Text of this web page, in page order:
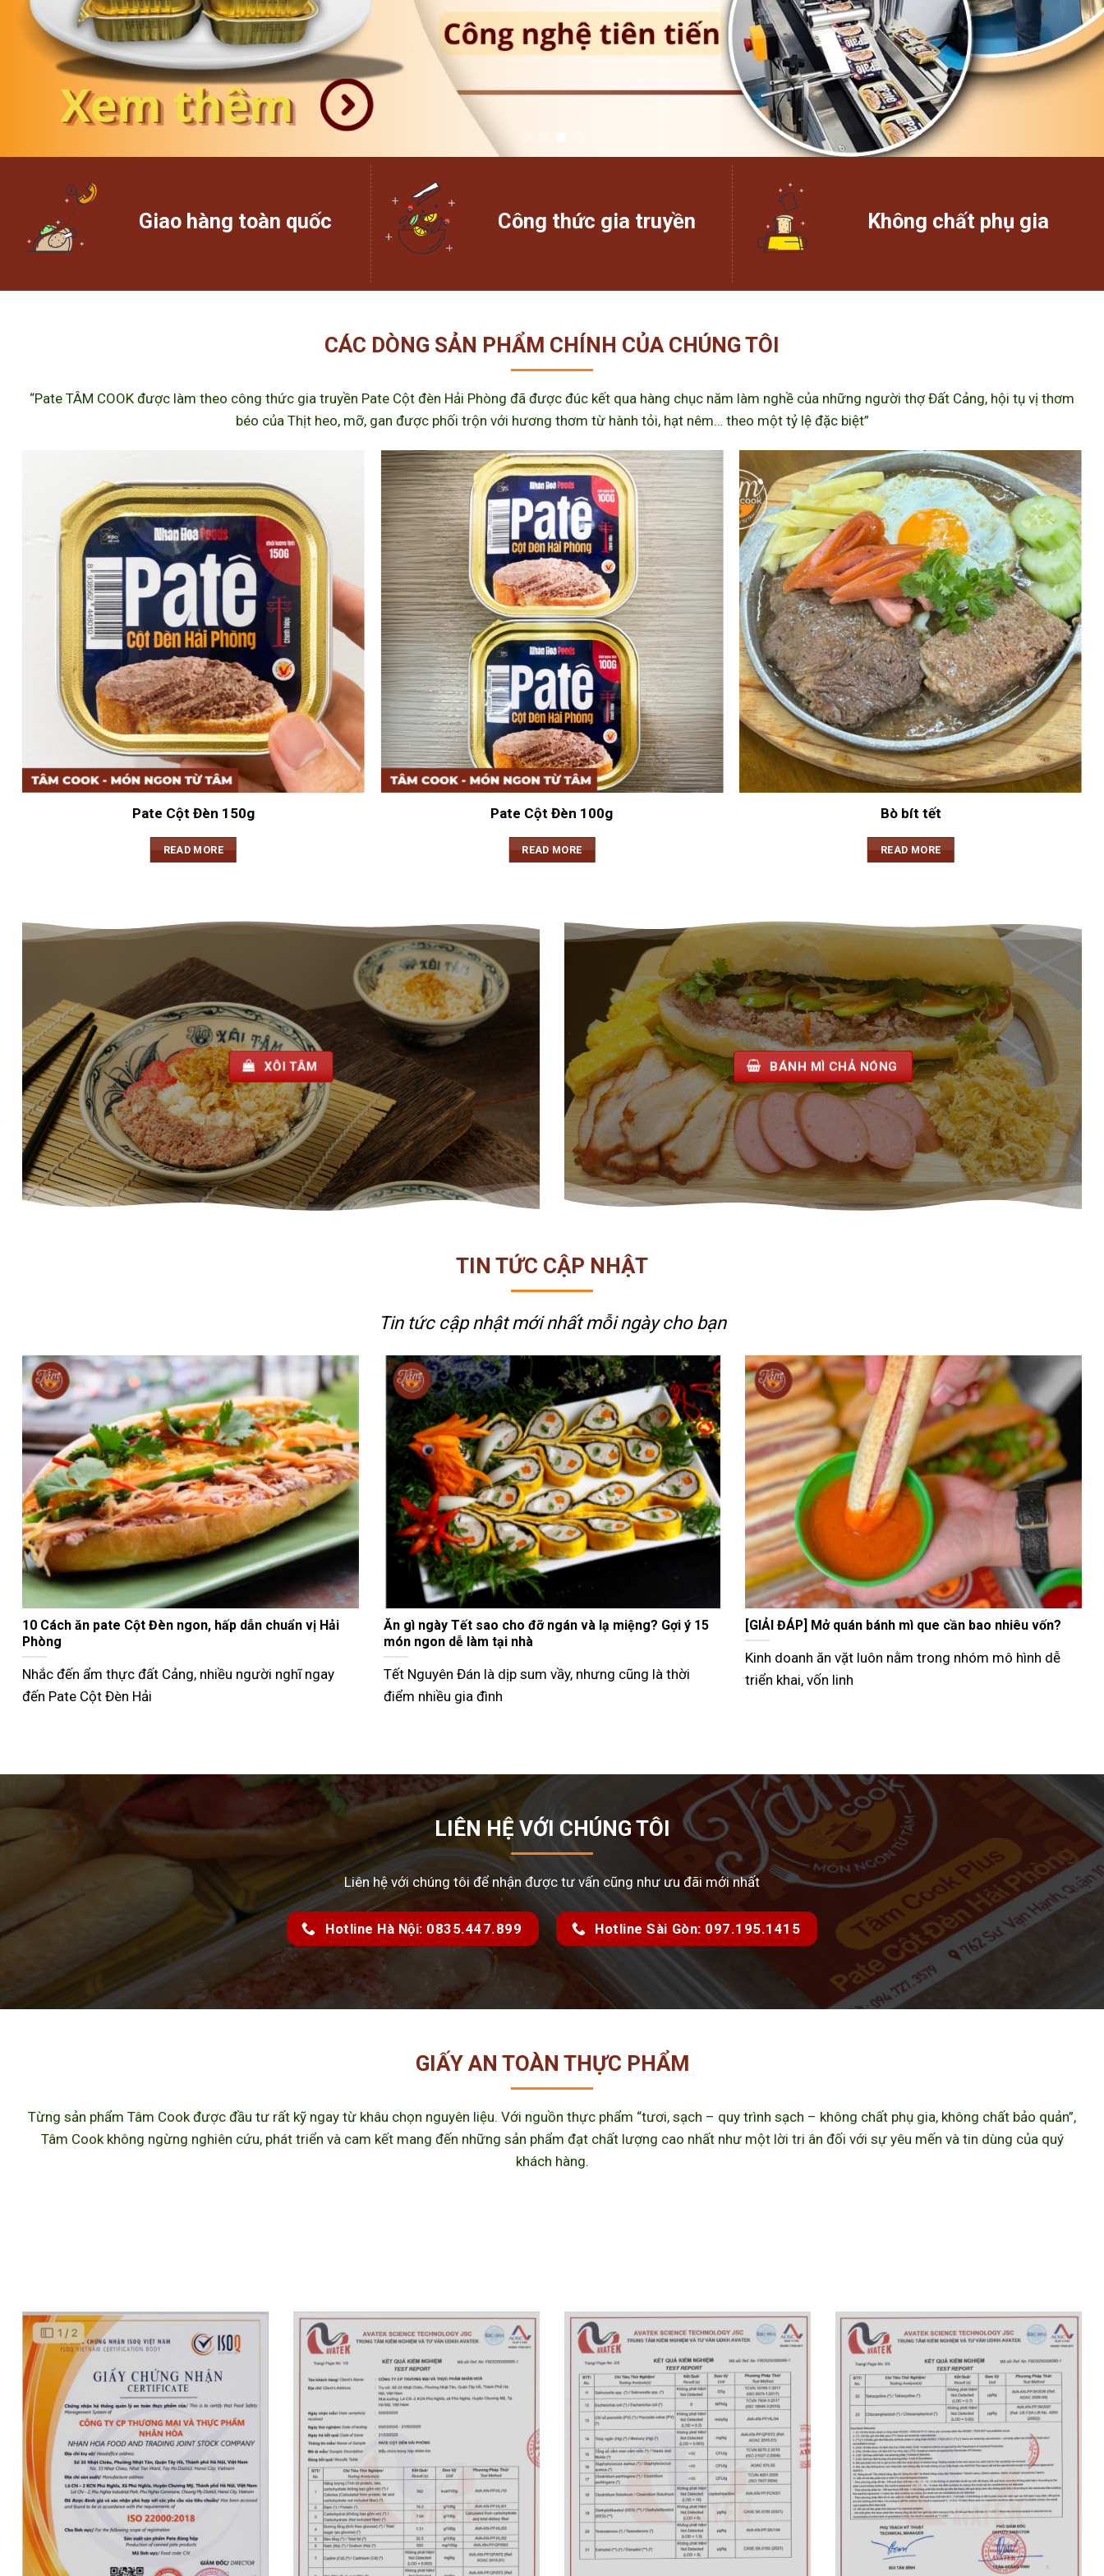
Giao hàng toàn quốc Công thức gia truyền Không chất phụ gia
CÁC DÒNG SẢN PHẨM CHÍNH CỦA CHÚNG TÔI
“Pate TÂM COOK được làm theo công thức gia truyền Pate Cột đèn Hải Phòng đã được đúc kết qua hàng chục năm làm nghề của những người thợ Đất Cảng, hội tụ vị thơm
béo của Thịt heo, mỡ, gan được phối trộn với hương thơm từ hành tỏi, hạt nêm… theo một tỷ lệ đặc biệt”
Pate Cột Đèn 150g
READ MORE
Pate Cột Đèn 100g
READ MORE
Bò bít tết
READ MORE
XÔI TÂM BÁNH MÌ CHẢ NÓNG
TIN TỨC CẬP NHẬT
Tin tức cập nhật mới nhấtmỗi ngày cho bạn
Nướng bánh mì que bằng nồi chiên không dầu giòn
ngon như ngoài tiệm
Không phải ai cũng biết cách nướng bánh mì que bằng
nồi chiên không dầu
Gợi ý các món đãi khách ngày Tết đầy đủ 3 miền
Tết Nguyên Đán không chỉ là dịp đoàn viên mà còn là
thời điểm các
Tư vấn bán bánh mì que vỉa hè từ A–Z hiệu quả nhất
Hiện nay, nhiều người lựa chọn mô hình bán bánh mì
que vỉa hè như
LIÊN HỆ VỚI CHÚNG TÔI
Liên hệ với chúng tôi để nhận được tư vấn cũng như ưu đãi mới nhất
Hotline Hà Nội: 0835.447.899 Hotline Sài Gòn: 097.195.1415
GIẤY AN TOÀN THỰC PHẨM
Từng sản phẩm Tâm Cook được đầu tư rất kỹ ngay từ khâu chọn nguyên liệu. Với nguồn thực phẩm “tươi, sạch – quy trình sạch – không chất phụ gia, không chất bảo quản”,
Tâm Cook không ngừng nghiên cứu, phát triển và cam kết mang đến những sản phẩm đạt chất lượng cao nhất như một lời tri ân đối với sự yêu mến và tin dùng của quý
khách hàng.